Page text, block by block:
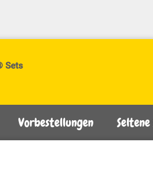
Sets
Vorbestellungen Seltene